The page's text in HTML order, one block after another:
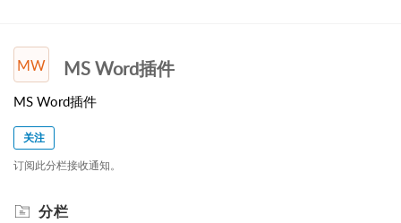
MW MS Word插件
MS Word插件
关注
订阅此分栏接收通知。
分栏